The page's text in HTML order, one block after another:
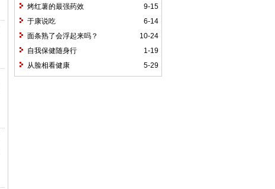
9-15
烤红薯的最强药效
6-14
于康说吃
10-24
面条熟了会浮起来吗？
1-19
自我保健随身行
5-29
从脸相看健康